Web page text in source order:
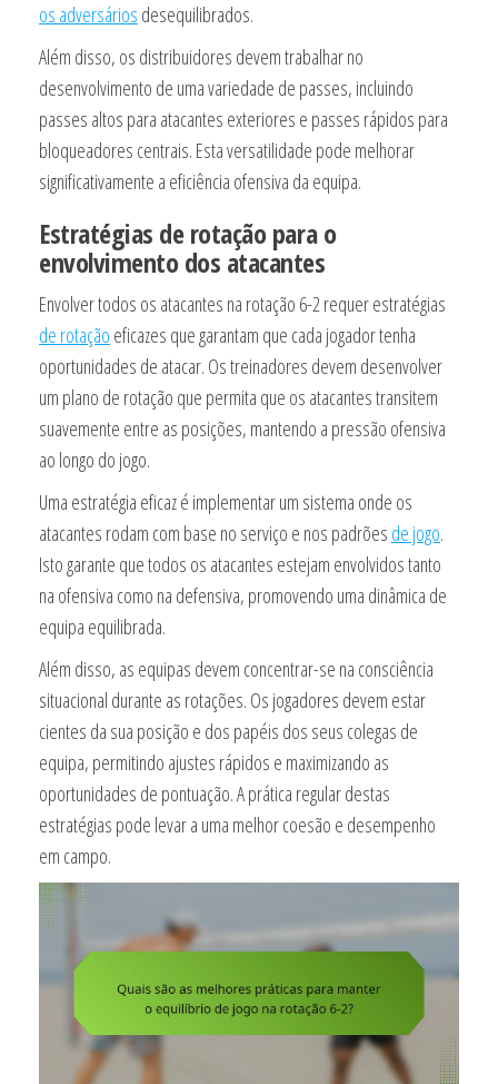
os adversários desequilibrados.
Além disso, os distribuidores devem trabalhar no
desenvolvimento de uma variedade de passes, incluindo
passes altos para atacantes exteriores e passes rápidos para
bloqueadores centrais. Esta versatilidade pode melhorar
significativamente a eficiência ofensiva da equipa.
Estratégias de rotação para o
envolvimento dos atacantes
Envolver todos os atacantes na rotação 6-2 requer estratégias
de rotação eficazes que garantam que cada jogador tenha
oportunidades de atacar. Os treinadores devem desenvolver
um plano de rotação que permita que os atacantes transitem
suavemente entre as posições, mantendo a pressão ofensiva
ao longo do jogo.
Uma estratégia eficaz é implementar um sistema onde os
atacantes rodam com base no serviço e nos padrões de jogo.
Isto garante que todos os atacantes estejam envolvidos tanto
na ofensiva como na defensiva, promovendo uma dinâmica de
equipa equilibrada.
Além disso, as equipas devem concentrar-se na consciência
situacional durante as rotações. Os jogadores devem estar
cientes da sua posição e dos papéis dos seus colegas de
equipa, permitindo ajustes rápidos e maximizando as
oportunidades de pontuação. A prática regular destas
estratégias pode levar a uma melhor coesão e desempenho
em campo.